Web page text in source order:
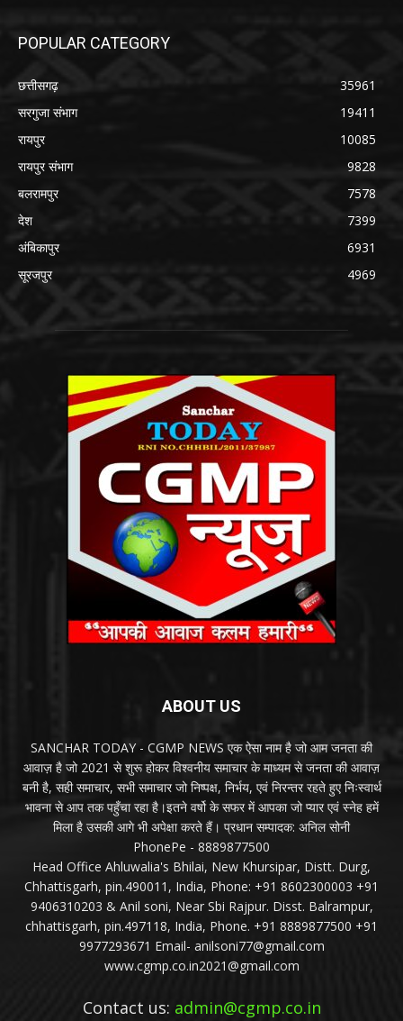
POPULAR CATEGORY
छत्तीसगढ़
35961
सरगुजा संभाग
19411
रायपुर
10085
रायपुर संभाग
9828
बलरामपुर
7578
देश
7399
अंबिकापुर
6931
सूरजपुर
4969
ABOUT US
SANCHAR TODAY - CGMP NEWS एक ऐसा नाम है जो आम जनता की
आवाज़ है जो 2021 से शुरू होकर विश्वनीय समाचार के माध्यम से जनता की आवाज़
बनी है, सही समाचार, सभी समाचार जो निष्पक्ष, निर्भय, एवं निरन्तर रहते हुए निःस्वार्थ
भावना से आप तक पहुँचा रहा है।इतने वर्षो के सफर में आपका जो प्यार एवं स्नेह हमें
मिला है उसकी आगे भी अपेक्षा करते हैं। प्रधान सम्पादक: अनिल सोनी
PhonePe - 8889877500
Head Office Ahluwalia's Bhilai, New Khursipar, Distt. Durg,
Chhattisgarh, pin.490011, India, Phone: +91 8602300003 +91
9406310203 & Anil soni, Near Sbi Rajpur. Disst. Balrampur,
chhattisgarh, pin.497118, India, Phone. +91 8889877500 +91
9977293671 Email- anilsoni77@gmail.com
www.cgmp.co.in2021@gmail.com
Contact us: admin@cgmp.co.in